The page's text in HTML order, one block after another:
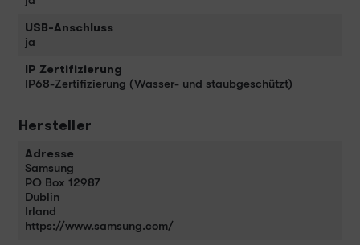
USB-Anschluss
ja
IP Zertifizierung
IP68-Zertifizierung (Wasser- und staubgeschützt)
Hersteller
Adresse
Samsung
PO Box 12987
Dublin
Irland
https://www.samsung.com/